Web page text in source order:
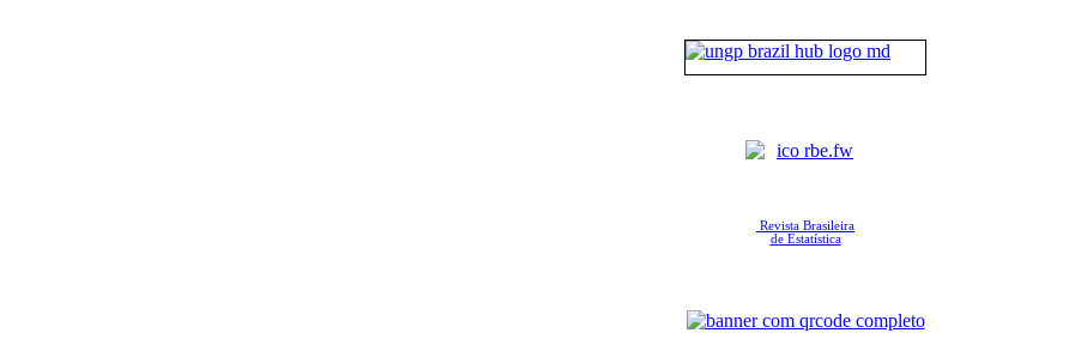
Revista Brasileira
de Estatística